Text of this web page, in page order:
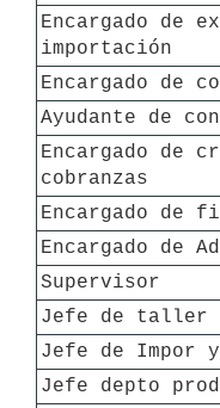
Encargado de
importación
Encargado de
Ayudante de
Encargado de
cobranzas
Encargado de
Encargado de
Supervisor
Jefe de taller
Jefe de Impor
Jefe depto